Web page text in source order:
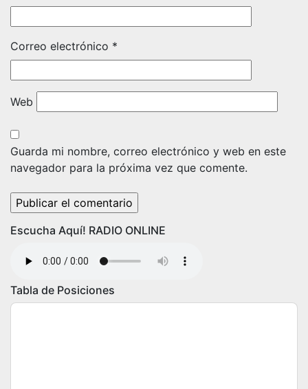
Correo electrónico *
Web
Guarda mi nombre, correo electrónico y web en este
navegador para la próxima vez que comente.
Escucha Aquí! RADIO ONLINE
Tabla de Posiciones